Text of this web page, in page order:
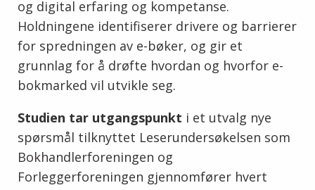
og digital erfaring og kompetanse.
Holdningene identifiserer drivere og barrierer
for spredningen av e-bøker, og gir et
grunnlag for å drøfte hvordan og hvorfor e-
bokmarked vil utvikle seg.
Studien tar utgangspunkt i et utvalg nye
spørsmål tilknyttet Leserundersøkelsen som
Bokhandlerforeningen og
Forleggerforeningen gjennomfører hvert